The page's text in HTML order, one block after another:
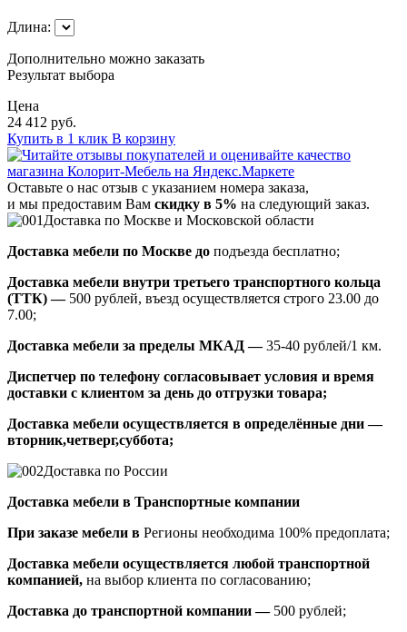
Длина:
Дополнительно можно заказать
Результат выбора
Цена
24 412 руб.
Купить в 1 клик В корзину
Оставьте о нас отзыв с указанием номера заказа,
и мы предоставим Вам скидку в 5% на следующий заказ.
Доставка по Москве и Московской области
Доставка мебели по Москве до подъезда бесплатно;
Доставка мебели внутри третьего транспортного кольца
(ТТК) —500 рублей, въезд осуществляется строго 23.00 до
7.00;
Доставка мебели за пределы МКАД —35-40 рублей/1 км.
Диспетчер по телефону согласовывает условия и время
доставки с клиентом за день до отгрузки товара;
Доставка мебели осуществляется в определённые дни —
вторник,четверг,суббота;
Доставка по России
Доставка мебели в Транспортные компании
При заказе мебели в Регионы необходима 100% предоплата;
Доставка мебели осуществляется любой транспортной
компанией, на выбор клиента по согласованию;
Доставка до транспортной компании —500 рублей;